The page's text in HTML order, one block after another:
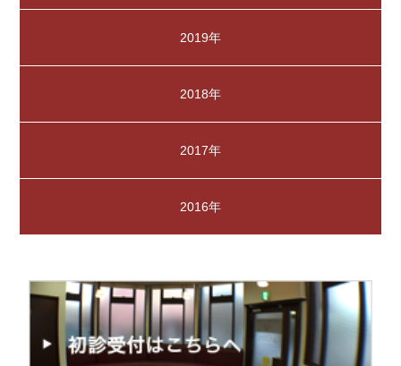
2019年
2018年
2017年
2016年